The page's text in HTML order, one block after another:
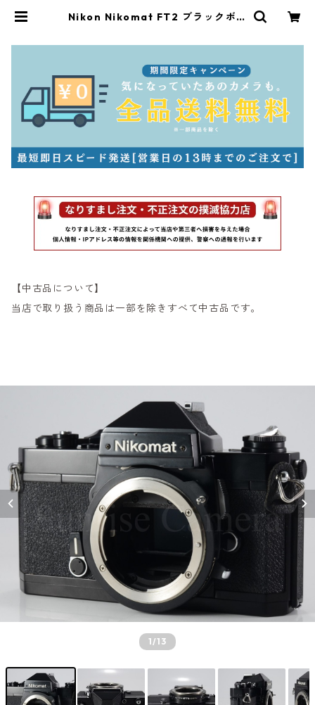
Nikon Nikomat FT2 ブラックボデ
【中古品について】
当店で取り扱う商品は一部を除きすべて中古品です。
1/13